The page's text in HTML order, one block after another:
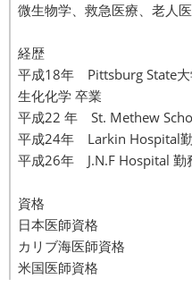
微生物学、救急医療、老人
経歴
平成18年 Pittsburg State
生化化学 卒業
平成22 年 St. Methew
平成24年 Larkin Hospital
平成26年 J.N.F Hospital 勤
資格
日本医師資格
カリブ海医師資格
米国医師資格